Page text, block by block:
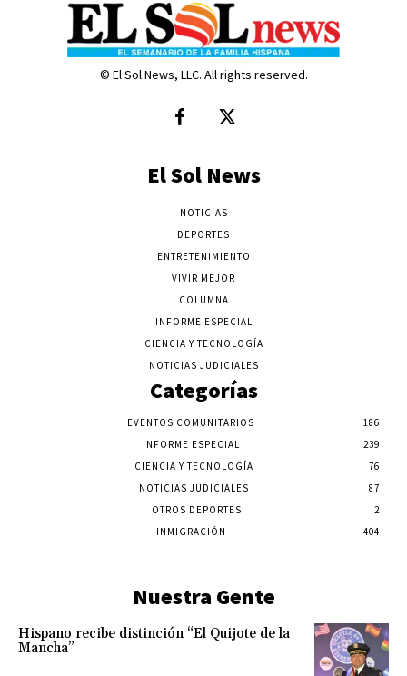
© El Sol News, LLC. All rights reserved.
El Sol News
NOTICIAS
DEPORTES
ENTRETENIMIENTO
VIVIR MEJOR
COLUMNA
INFORME ESPECIAL
CIENCIA Y TECNOLOGÍA
NOTICIAS JUDICIALES
Categorías
EVENTOS COMUNITARIOS
186
INFORME ESPECIAL
239
CIENCIA Y TECNOLOGÍA
76
NOTICIAS JUDICIALES
87
OTROS DEPORTES
2
INMIGRACIÓN
404
Nuestra Gente
Hispano recibe distinción “El Quijote de la
Mancha”